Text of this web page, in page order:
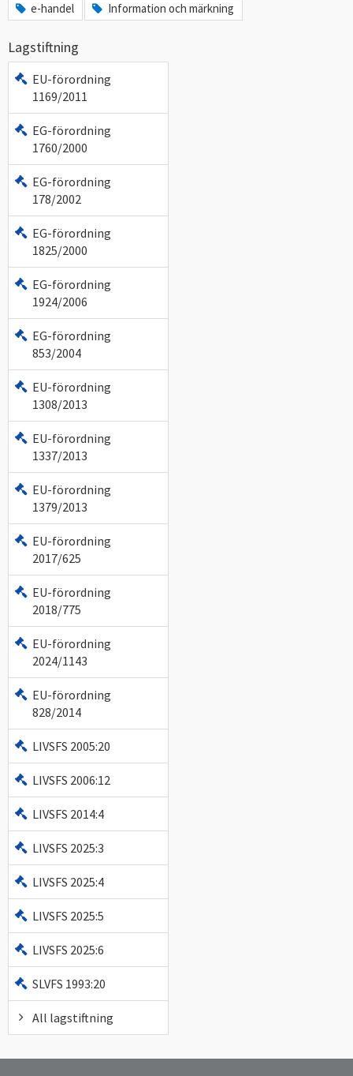
e-handel Information och märkning
Lagstiftning
EU-förordning
1169/2011
EG-förordning
1760/2000
EG-förordning
178/2002
EG-förordning
1825/2000
EG-förordning
1924/2006
EG-förordning
853/2004
EU-förordning
1308/2013
EU-förordning
1337/2013
EU-förordning
1379/2013
EU-förordning
2017/625
EU-förordning
2018/775
EU-förordning
2024/1143
EU-förordning
828/2014
LIVSFS 2005:20
LIVSFS 2006:12
LIVSFS 2014:4
LIVSFS 2025:3
LIVSFS 2025:4
LIVSFS 2025:5
LIVSFS 2025:6
SLVFS 1993:20
All lagstiftning